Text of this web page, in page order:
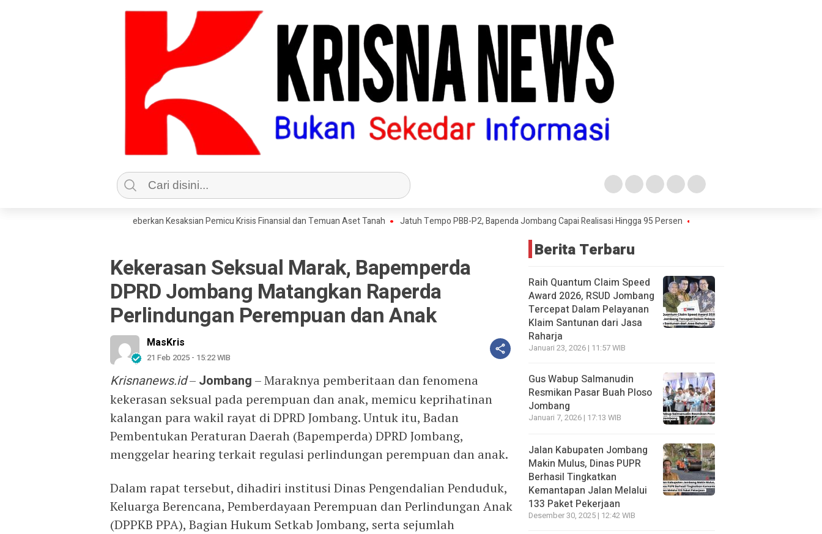
Sejahtera Jombang Beberkan Kesaksian Pemicu Krisis Finansial dan Temuan Aset Tanah Jatuh Tempo PBB-P2, Bapenda Jombang Capai Realisasi Hingga 95 Persen Buntut Pembukuan Terpisah KPRI
Kekerasan Seksual Marak, Bapemperda
DPRD Jombang Matangkan Raperda
Perlindungan Perempuan dan Anak
MasKris
21 Feb 2025 - 15:22 WIB
Krisnanews.id– Jombang – Maraknya pemberitaan dan fenomena
kekerasan seksual pada perempuan dan anak, memicu keprihatinan
kalangan para wakil rayat di DPRD Jombang. Untuk itu, Badan
Pembentukan Peraturan Daerah (Bapemperda) DPRD Jombang,
menggelar hearing terkait regulasi perlindungan perempuan dan anak.
Dalam rapat tersebut, dihadiri institusi Dinas Pengendalian Penduduk,
Keluarga Berencana, Pemberdayaan Perempuan dan Perlindungan Anak
(DPPKB PPA), Bagian Hukum Setkab Jombang, serta sejumlah
Berita Terbaru
Raih Quantum Claim Speed
Award 2026, RSUD Jombang
Tercepat Dalam Pelayanan
Klaim Santunan dari Jasa
Raharja
Januari 23, 2026 | 11:57 WIB
Gus Wabup Salmanudin
Resmikan Pasar Buah Ploso
Jombang
Januari 7, 2026 | 17:13 WIB
Jalan Kabupaten Jombang
Makin Mulus, Dinas PUPR
Berhasil Tingkatkan
Kemantapan Jalan Melalui
133 Paket Pekerjaan
Desember 30, 2025 | 12:42 WIB